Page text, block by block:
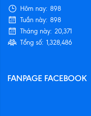
Hôm nay: 898
Tuần này: 898
Tháng này: 20,371
Tổng số: 1,328,486
FANPAGE FACEBOOK